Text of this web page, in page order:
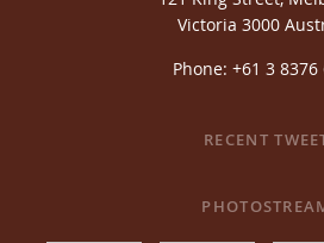
Victoria 3000
Phone: +61 3 8376
RECENT